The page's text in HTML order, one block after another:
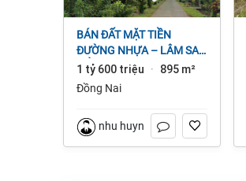
BÁN ĐẤT MẶT TIỀN
ĐƯỜNG NHỰA – LÂM SAN
CẨM MỸ, ĐỒNG NAI.
1 tỷ 600 triệu · 895 m²
Đồng Nai
nhu huynh